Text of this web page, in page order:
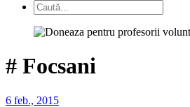
# Focsani
6 feb., 2015